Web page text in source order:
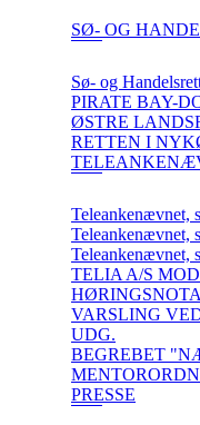
SØ- OG
Sø- og
PIRATE BAY-
ØSTRE
RETTEN I
Teleankenævnet,
Teleankenævnet,
Teleankenævnet,
TELIA A/S
VARSLING
UDG.
BEGREBET
PRESSE